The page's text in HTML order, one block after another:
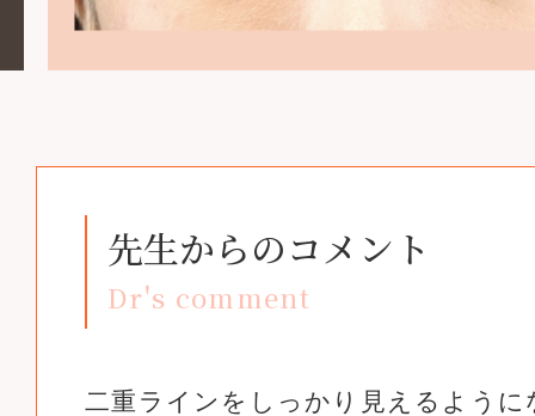
先生からのコメント
Dr's comment
二重ラインをしっかり見えるように